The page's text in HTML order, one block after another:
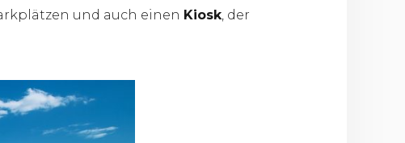
und auch einen Kiosk, der